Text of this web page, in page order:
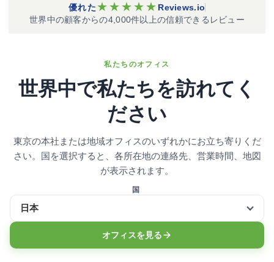
優れた★★★★★ Reviews.io
世界中の顧客からの4,000件以上の信頼できるレビュー
私たちのオフィス
世界中で私たちを訪れてく
ださい
東京の本社または地域オフィスのいずれかにお立ち寄りくだ
さい。国を選択すると、各所在地の連絡先、営業時間、地図
が表示されます。
国
日本
オフィスを見る